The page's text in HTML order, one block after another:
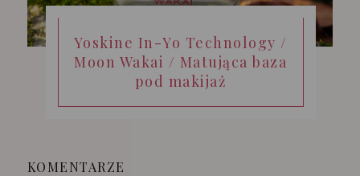
Yoskine In-Yo Technology /
Moon Wakai / Matująca baza
pod makijaż
KOMENTARZE